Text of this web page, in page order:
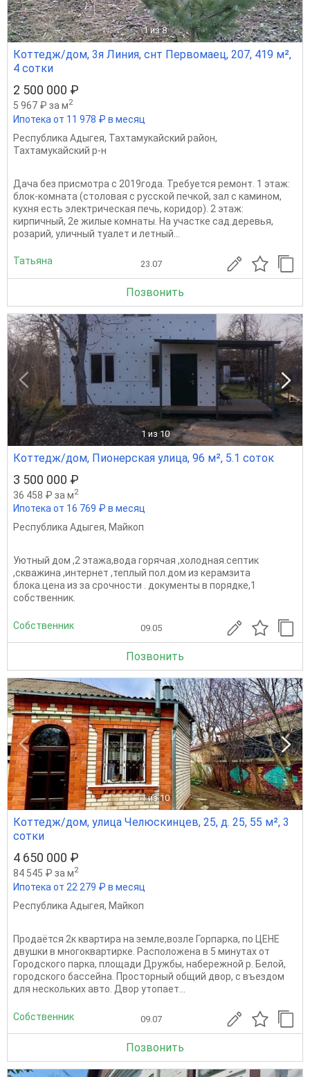
1 из 8
Коттедж/дом, 3я Линия, снт Первомаец, 207, 419 м²,
4 сотки
2 500 000 ₽
5 967 ₽ за м2
Ипотека от 11 978 ₽ в месяц
Республика Адыгея, Тахтамукайский район,
Тахтамукайский р-н
Дача без присмотра с 2019года. Требуется ремонт. 1 этаж:
блок-комната (столовая с русской печкой, зал с камином,
кухня есть электрическая печь, коридор). 2 этаж:
кирпичный, 2е жилые комнаты. На участке сад.деревья,
розарий, уличный туалет и летный...
Татьяна 23.07
Позвонить
1 из 10
Коттедж/дом, Пионерская улица, 96 м², 5.1 соток
3 500 000 ₽
36 458 ₽ за м2
Ипотека от 16 769 ₽ в месяц
Республика Адыгея, Майкоп
Уютный дом ,2 этажа,вода горячая ,холодная.септик
,скважина ,интернет ,теплый пол.дом из керамзита
блока.цена из за срочности . документы в порядке,1
собственник.
Собственник 09.05
Позвонить
1 из 10
Коттедж/дом, улица Челюскинцев, 25, д. 25, 55 м², 3
сотки
4 650 000 ₽
84 545 ₽ за м2
Ипотека от 22 279 ₽ в месяц
Республика Адыгея, Майкоп
Продаётся 2к квартира на земле,возле Горпарка, по ЦЕНЕ
двушки в многоквартирке. Расположена в 5 минутах от
Городского парка, площади Дружбы, набережной р. Белой,
городского бассейна. Просторный общий двор, с въездом
для нескольких авто. Двор утопает...
Собственник 09.07
Позвонить